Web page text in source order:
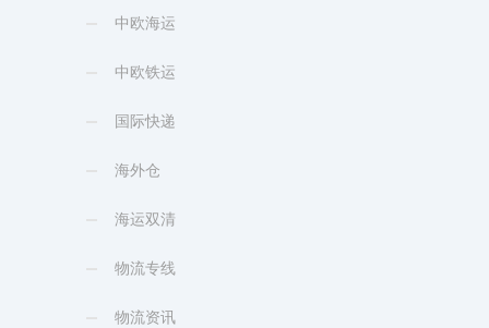
中欧海运
中欧铁运
国际快递
海外仓
海运双清
物流专线
物流资讯